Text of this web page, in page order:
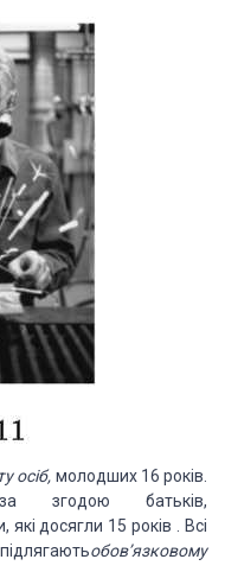
осіб, молодших 16 років.
згодою батьків,
досягли 15 років . Всі
обов’язковому